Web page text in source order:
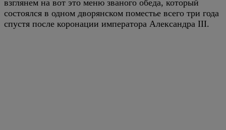
взглянем на вот это меню званого обеда, который
состоялся в одном дворянском поместье всего три года
спустя после коронации императора Александра III.